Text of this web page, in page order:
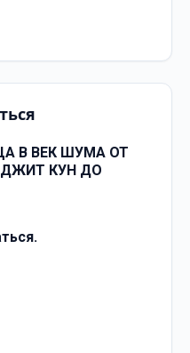
В ВЕК ШУМА ОТ
КУН ДО